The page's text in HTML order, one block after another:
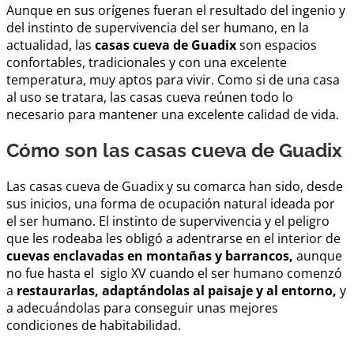
Aunque en sus orígenes fueran el resultado del ingenio y
del instinto de supervivencia del ser humano, en la
actualidad, las casas cueva de Guadixson espacios
confortables, tradicionales y con una excelente
temperatura, muy aptos para vivir. Como si de una casa
al uso se tratara, las casas cueva reúnen todo lo
necesario para mantener una excelente calidad de vida.
Cómo son las casas cueva de Guadix
Las casas cueva de Guadix y su comarca han sido, desde
sus inicios, una forma de ocupación natural ideada por
el ser humano. El instinto de supervivencia y el peligro
que les rodeaba les obligó a adentrarse en el interior de
cuevas enclavadas en montañas y barrancos, aunque
no fue hasta el siglo XV cuando el ser humano comenzó
a restaurarlas, adaptándolas al paisaje y al entorno, y
a adecuándolas para conseguir unas mejores
condiciones de habitabilidad.